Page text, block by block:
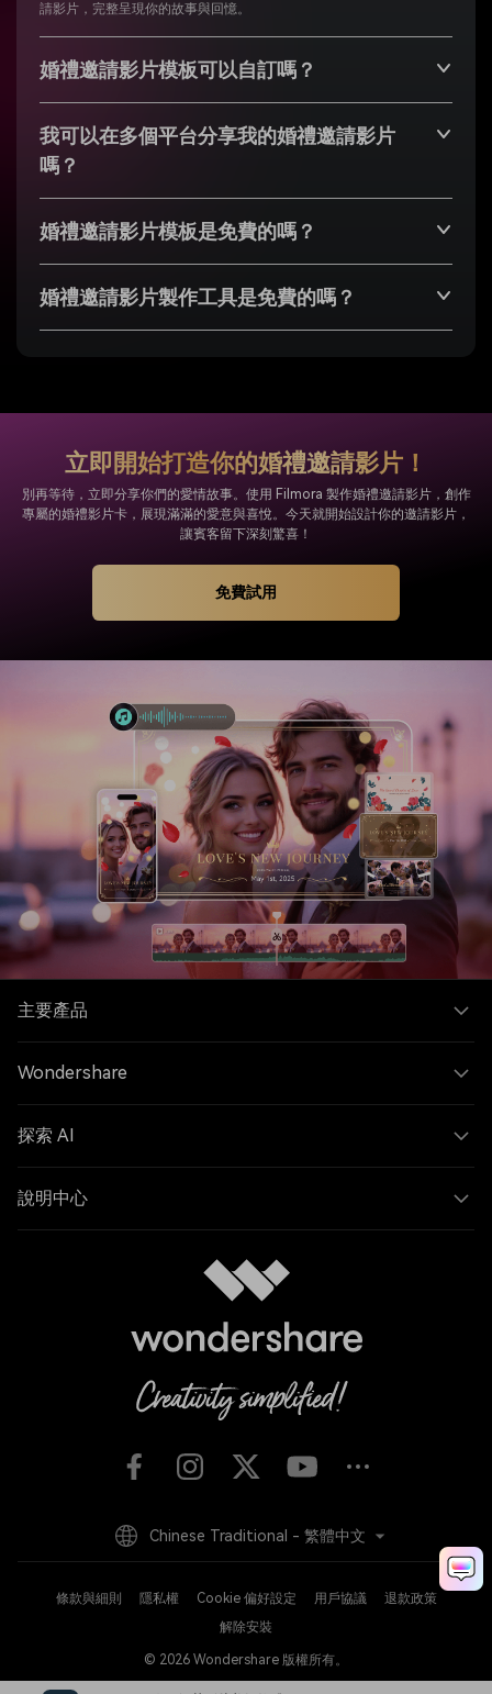
請影片，完整呈現你的故事與回憶。
婚禮邀請影片模板可以自訂嗎？
我可以在多個平台分享我的婚禮邀請影片
嗎？
婚禮邀請影片模板是免費的嗎？
婚禮邀請影片製作工具是免費的嗎？
立即開始打造你的婚禮邀請影片！
別再等待，立即分享你們的愛情故事。使用 Filmora 製作婚禮邀請影片，創作
專屬的婚禮影片卡，展現滿滿的愛意與喜悅。今天就開始設計你的邀請影片，
讓賓客留下深刻驚喜！
免費試用
主要產品
Wondershare
探索 AI
說明中心
條款與細則 隱私權 Cookie 偏好設定 用戶協議
退款政策
解除安裝
© 2026 Wondershare 版權所有。
Chinese Traditional - 繁體中文